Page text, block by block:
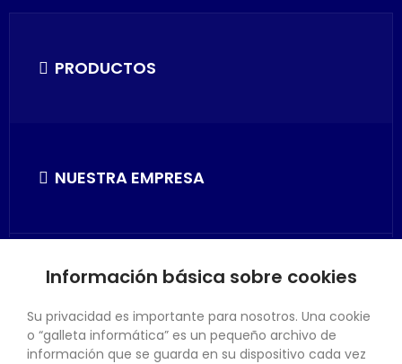
PRODUCTOS
NUESTRA EMPRESA
SU CUENTA
Información básica sobre cookies
Su privacidad es importante para nosotros. Una cookie
o “galleta informática” es un pequeño archivo de
información que se guarda en su dispositivo cada vez